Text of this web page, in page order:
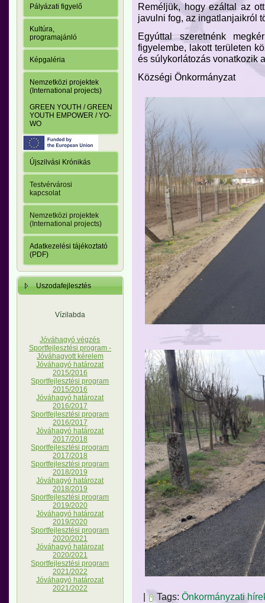
Pályázati figyelő
Kultúra,
programajánló
Képgaléria
Nemzetközi projektek
(International projects)
GREEN YOUTH / GREEN
YOUTH EMPOWER / YO-
WO
Újszilvási Krónikás
Testvérvárosi
kapcsolat
Nemzetközi projektek
(International projects)
Adatkezelési tájékoztató
(PDF)
Uszodafejlesztés
Vízilabda
Jóváhagyó végzés
Sportfejlesztési program -
Jóváhagyott kérelem
Jóváhagyó határozat
2015/2016
Sportfejlesztési program
2015/2016
Jóváhagyó határozat
2016/2017
Sportfejlesztési program
2016/2017
Jóváhagyó határozat
2017/2018
Sportfejlesztési program
2017/2018
Sportfejlesztési program
2018/2019
Jóváhagyó határozat
2018/2019
Sportfejlesztési program
2019/2020
Jóváhagyó határozat
2019/2020
Sportfejlesztési program
2020/2021
Jóváhagyó határozat
2020/2021
Sportfejlesztési program
2021/2022
Jóváhagyó határozat
2021/2022
Reméljük, hogy ezáltal az
javulni fog, az ingatlanjaikról
Egyúttal szeretnénk
figyelembe, lakott területen
és súlykorlátozás vonatkozik
Községi Önkormányzat
Tags: Önkormányzati